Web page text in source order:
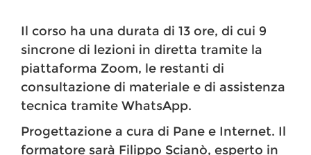
Il corso ha una durata di 13 ore, di cui 9
sincrone di lezioni in diretta tramite la
piattaforma Zoom, le restanti di
consultazione di materiale e di assistenza
tecnica tramite WhatsApp.
Progettazione a cura di Pane e Internet. Il
formatore sarà Filippo Scianò, esperto in